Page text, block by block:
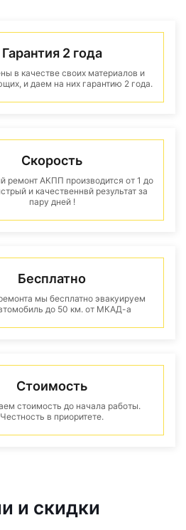
Гарантия 2 года
в качестве своих материалов и
и даем на них гарантию 2 года.
Скорость
ремонт АКПП производится от 1 до
и качественнвй результат за
пару дней !
Бесплатно
мы бесплатно эвакуируем
до 50 км. от МКАД-а
Стоимость
стоимость до начала работы.
Честность в приоритете.
и скидки